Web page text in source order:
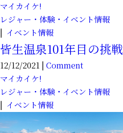
マイカイケ!
レジャー・体験・イベント情報
| イベント情報
皆生温泉101年目の挑戦
12/12/2021 | Comment
マイカイケ!
レジャー・体験・イベント情報
| イベント情報